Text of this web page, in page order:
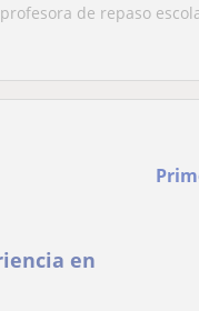
de repaso
en